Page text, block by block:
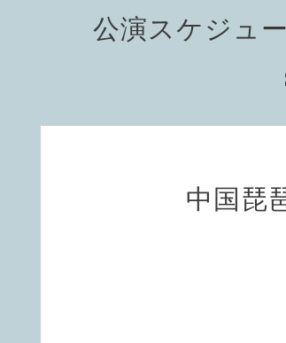
公演スケジュ
中国琵